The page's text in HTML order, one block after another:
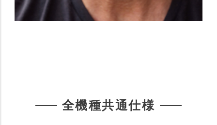
全機種共通仕様